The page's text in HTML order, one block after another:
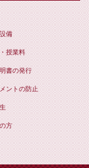
備
授業料
書の発行
ントの防止
方